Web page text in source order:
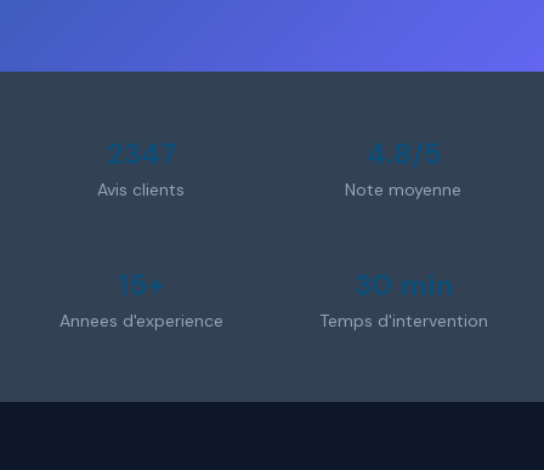
2347
Avis clients
4.8/5
Note moyenne
15+
Annees d'experience
30 min
Temps d'intervention